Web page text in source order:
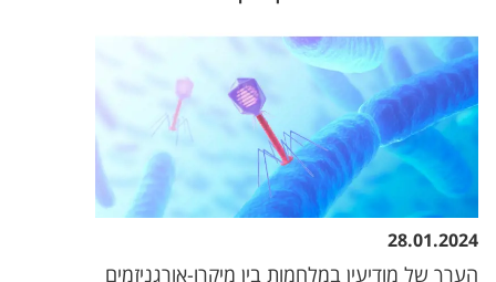
28.01.2024
הערך של מודיעין במלחמות בין מיקרו-אורגניזמים